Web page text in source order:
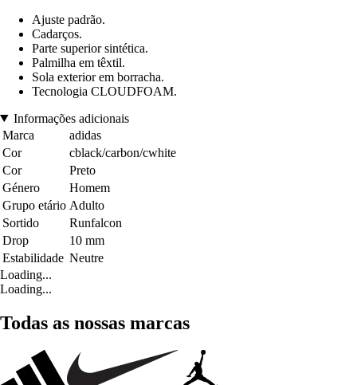
Ajuste padrão.
Cadarços.
Parte superior sintética.
Palmilha em têxtil.
Sola exterior em borracha.
Tecnologia CLOUDFOAM.
Informações adicionais
Marca
adidas
Cor
cblack/carbon/cwhite
Cor
Preto
Género
Homem
Grupo etário Adulto
Sortido
Runfalcon
Drop
10 mm
Estabilidade Neutre
Loading...
Loading...
Todas as nossas marcas